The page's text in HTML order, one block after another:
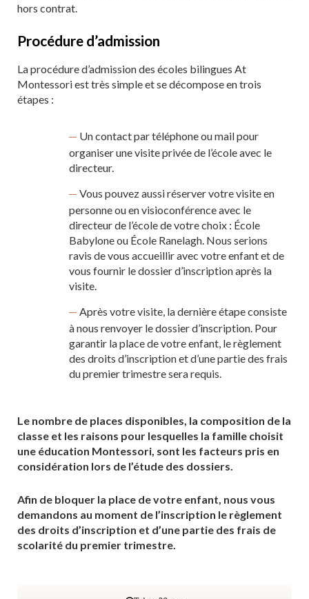
hors contrat.
Procédure d’admission
La procédure d’admission des écoles bilingues At
Montessori est très simple et se décompose en trois
étapes :
Un contact par téléphone ou mail pour
organiser une visite privée de l’école avec le
directeur.
Vous pouvez aussi réserver votre visite en
personne ou en visioconférence avec le
directeur de l’école de votre choix : École
Babylone ou École Ranelagh. Nous serions
ravis de vous accueillir avec votre enfant et de
vous fournir le dossier d’inscription après la
visite.
Après votre visite, la dernière étape consiste
à nous renvoyer le dossier d’inscription. Pour
garantir la place de votre enfant, le règlement
des droits d’inscription et d’une partie des frais
du premier trimestre sera requis.
Le nombre de places disponibles, la composition de la
classe et les raisons pour lesquelles la famille choisit
une éducation Montessori, sont les facteurs pris en
considération lors de l’étude des dossiers.
Afin de bloquer la place de votre enfant, nous vous
demandons au moment de l’inscription le règlement
des droits d’inscription et d’une partie des frais de
scolarité du premier trimestre.